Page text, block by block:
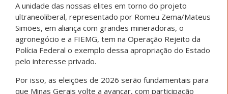
A unidade das nossas elites em torno do projeto
ultraneoliberal, representado por Romeu Zema/Mateus
Simões, em aliança com grandes mineradoras, o
agronegócio e a FIEMG, tem na Operação Rejeito da
Polícia Federal o exemplo dessa apropriação do Estado
pelo interesse privado.
Por isso, as eleições de 2026 serão fundamentais para
que Minas Gerais volte a avançar, com participação